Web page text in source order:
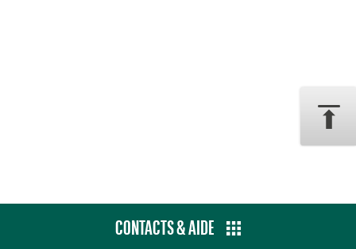
CONTACTS & AIDE